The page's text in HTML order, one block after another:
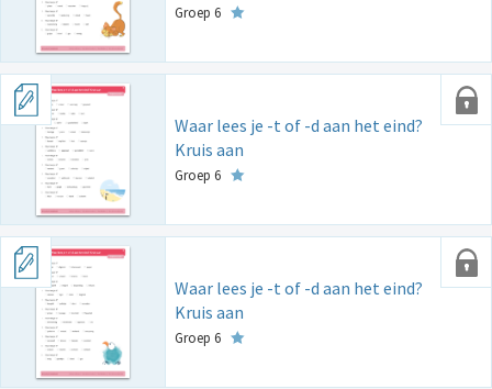
Groep 6
Waar lees je -t of -d aan het eind?
Kruis aan
Groep 6
Waar lees je -t of -d aan het eind?
Kruis aan
Groep 6